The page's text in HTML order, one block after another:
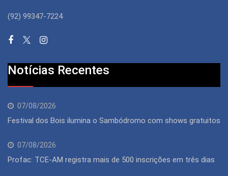
(92) 99347-7224
Notícias Recentes
07/08/2026
Festival dos Bois ilumina o Sambódromo com shows gratuitos
07/08/2026
Profac: TCE-AM registra mais de 500 inscrições em três dias